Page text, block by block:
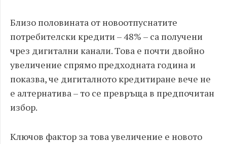
Близо половината от новоотпуснатите
потребителски кредити – 48% – са получени
чрез дигитални канали. Това е почти двойно
увеличение спрямо предходната година и
показва, че дигиталното кредитиране вече не
е алтернатива – то се превръща в предпочитан
избор.
Ключов фактор за това увеличение е новото